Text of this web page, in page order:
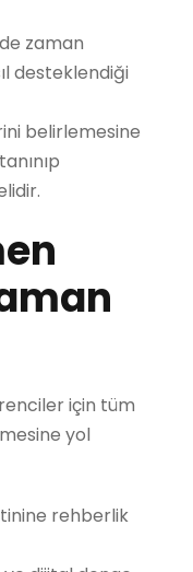
zaman
desteklendiği
belirlemesine
için tüm
yol
rehberlik